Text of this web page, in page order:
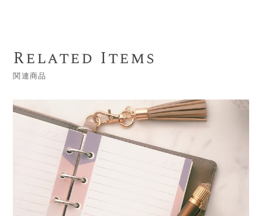
Related Items
関連商品